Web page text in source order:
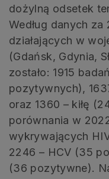
dożylną odsetek
Według danych
działających w
(Gdańsk, Gdynia,
zostało: 1915
pozytywnych),
oraz 1360 – kiłę
porównania w
wykrywających
2246 – HCV (35
(36 pozytywne).